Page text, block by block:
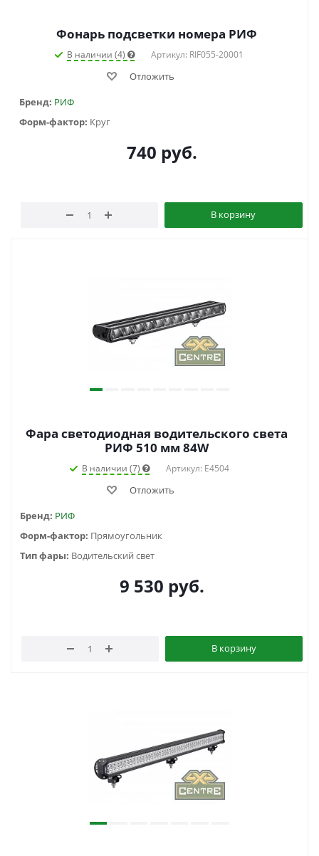
Фонарь подсветки номера РИФ
В наличии (4) Артикул: RIF055-20001
Отложить
Бренд: РИФ
Форм-фактор: Круг
740 руб.
В корзину
Фара светодиодная водительского света
РИФ 510 мм 84W
В наличии (7) Артикул: E4504
Отложить
Бренд: РИФ
Форм-фактор: Прямоугольник
Тип фары: Водительский свет
9 530 руб.
В корзину